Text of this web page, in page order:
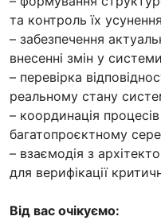
та контроль їх
– забезпечення
внесенні змін у
– перевірка
реальному стану
– координація
багатопроєктному
– взаємодія з
для верифікації
Від вас очікуємо: